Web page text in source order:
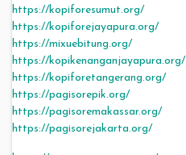
https://kopiforesumut.org/
https://kopiforejayapura.org/
https://mixuebitung.org/
https://kopikenanganjayapura.org/
https://kopiforetangerang.org/
https://pagisorepik.org/
https://pagisoremakassar.org/
https://pagisorejakarta.org/